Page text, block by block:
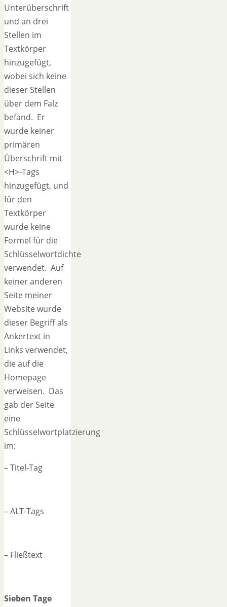
Unterüberschrift
und an drei
Stellen im
Textkörper
hinzugefügt,
wobei sich keine
dieser Stellen
über dem Falz
befand. Er
wurde keiner
primären
Überschrift mit
<H>-Tags
hinzugefügt, und
für den
Textkörper
wurde keine
Formel für die
Schlüsselwortdichte
verwendet. Auf
keiner anderen
Seite meiner
Website wurde
dieser Begriff als
Ankertext in
Links verwendet,
die auf die
Homepage
verweisen. Das
gab der Seite
eine
Schlüsselwortplatzierung
im:
– Titel-Tag
– ALT-Tags
– Fließtext
Sieben Tage